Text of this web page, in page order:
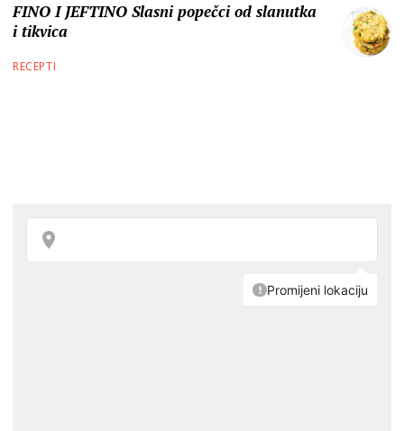
FINO I JEFTINO Slasni popečci od slanutka
i tikvica
RECEPTI